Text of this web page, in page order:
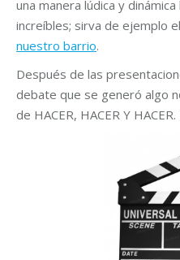
una manera lúdica y
increíbles; sirva de ejemplo
nuestro barrio.
Después de las
debate que se generó algo
de HACER, HACER Y